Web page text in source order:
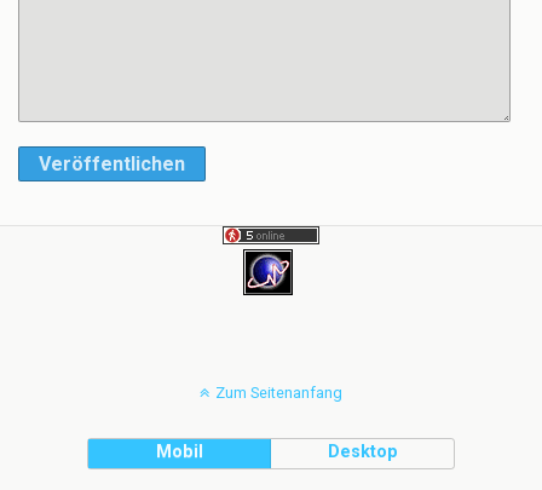
Veröffentlichen
Zum Seitenanfang
Mobil Desktop